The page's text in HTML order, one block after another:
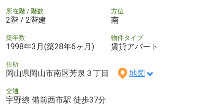
所在階 / 階数
2階 / 2階建
方位
南
築年数
1998年3月(築28年6ヶ月)
物件タイプ
賃貸アパート
住所
岡山県岡山市南区芳泉３丁目 地図
交通
宇野線 備前西市駅 徒歩37分